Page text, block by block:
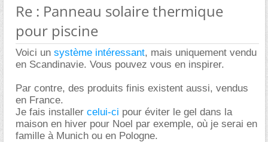
Re : Panneau solaire thermique
pour piscine
Voici un système intéressant, mais uniquement vendu
en Scandinavie. Vous pouvez vous en inspirer.
Par contre, des produits finis existent aussi, vendus
en France.
Je fais installer celui-ci pour éviter le gel dans la
maison en hiver pour Noel par exemple, où je serai en
famille à Munich ou en Pologne.